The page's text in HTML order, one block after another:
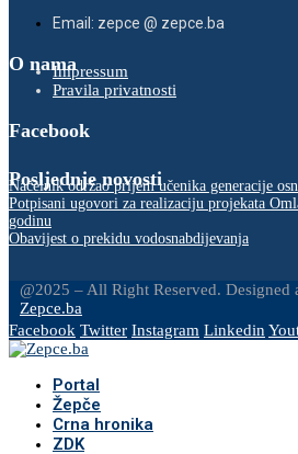
Email: zepce @ zepce.ba
O namaImpressum
Pravila privatnosti
Facebook
Posljednje novosti
Načelnik održao prijem učenika generacije
Potpisani ugovori za realizaciju projekata
godinu
Obavijest o prekidu vodosnabdijevanja
@2025 – All Right Reserved. Designed
Zepce.ba
Facebook Twitter Instagram Linkedin
Portal
Žepče
Crna hronika
ZDK